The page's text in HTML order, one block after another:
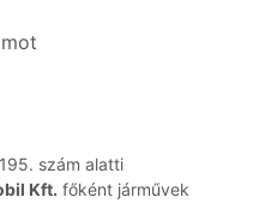
szám alatti
Kft. főként járművek